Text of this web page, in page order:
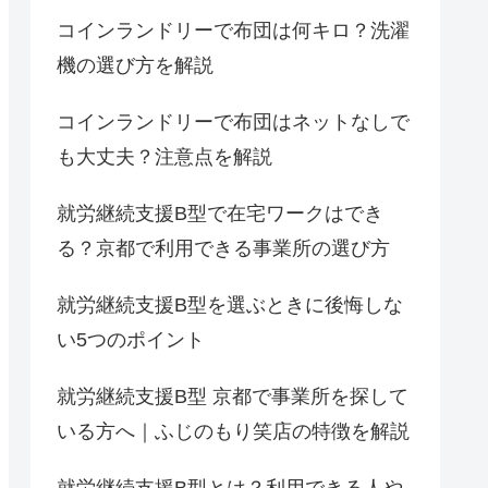
コインランドリーで布団は何キロ？洗濯
機の選び方を解説
コインランドリーで布団はネットなしで
も大丈夫？注意点を解説
就労継続支援B型で在宅ワークはでき
る？京都で利用できる事業所の選び方
就労継続支援B型を選ぶときに後悔しな
い5つのポイント
就労継続支援B型 京都で事業所を探して
いる方へ｜ふじのもり笑店の特徴を解説